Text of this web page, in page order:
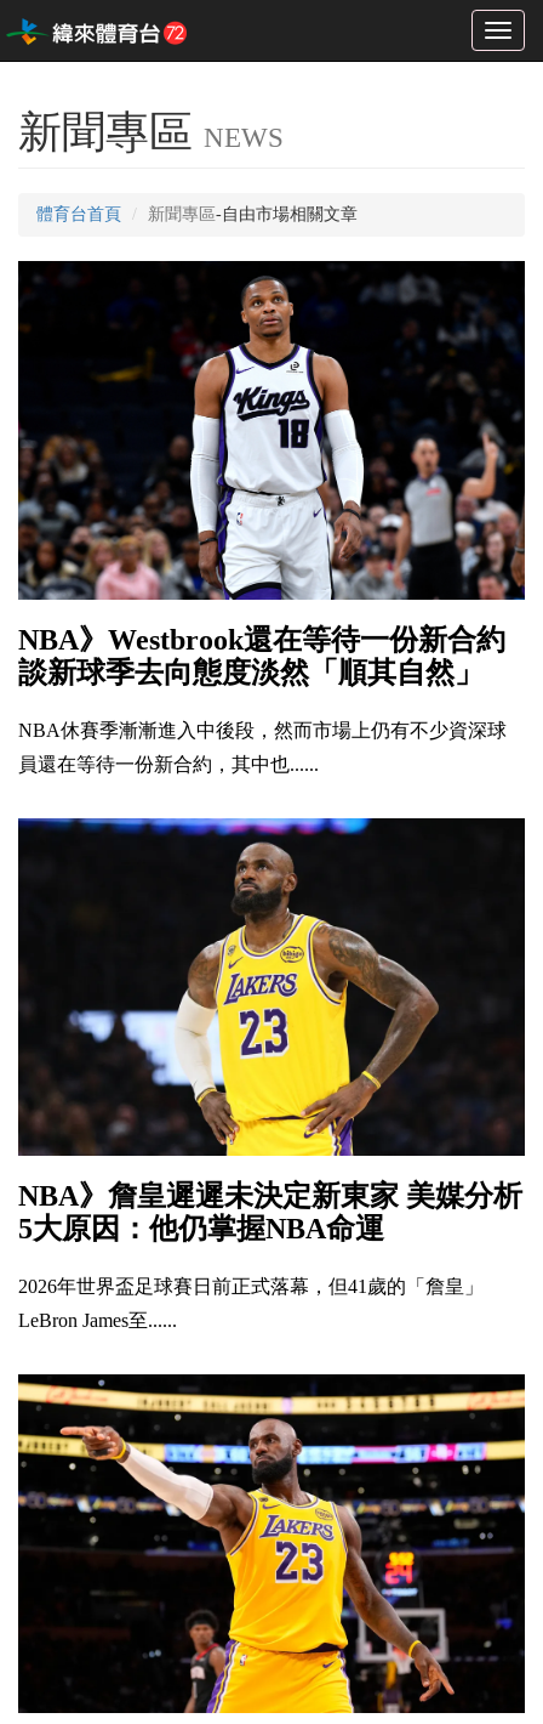
Toggle
新聞專區 NEWS
體育台首頁 新聞專區-自由市場相關文章
NBA》Westbrook還在等待一份新合約
談新球季去向態度淡然「順其自然」
NBA休賽季漸漸進入中後段，然而市場上仍有不少資深球
員還在等待一份新合約，其中也......
NBA》詹皇遲遲未決定新東家 美媒分析
5大原因：他仍掌握NBA命運
2026年世界盃足球賽日前正式落幕，但41歲的「詹皇」
LeBron James至......